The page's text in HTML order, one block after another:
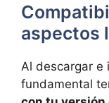
aspectos
Al descargar e
fundamental